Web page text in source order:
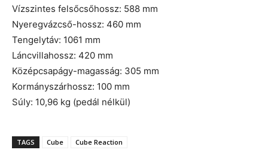
Vízszintes felsőcsőhossz: 588 mm
Nyeregvázcső-hossz: 460 mm
Tengelytáv: 1061 mm
Láncvillahossz: 420 mm
Középcsapágy-magasság: 305 mm
Kormányszárhossz: 100 mm
Súly: 10,96 kg (pedál nélkül)
TAGS Cube Cube Reaction